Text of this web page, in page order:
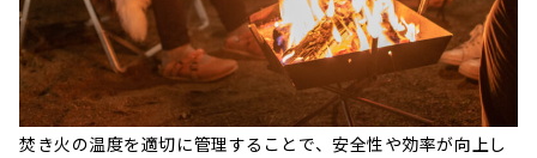
焚き火の温度を適切に管理することで、安全性や効率が向上し